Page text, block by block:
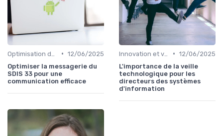
• 12/06/2025
Optimiser la messagerie du
SDIS 33 pour une
communication efficace
• 12/06/2025
L'importance de la veille
technologique pour les
directeurs des systèmes
d'information